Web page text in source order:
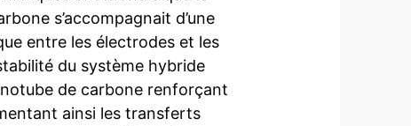
s’accompagnait d’une
entre les électrodes et les
du système hybride
de carbone renforçant
ainsi les transferts